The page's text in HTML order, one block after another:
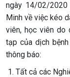
ngày 14/02/2020
Minh về việc kéo
viên, học viên do
tạp của dịch
thông báo:
Tất cả các